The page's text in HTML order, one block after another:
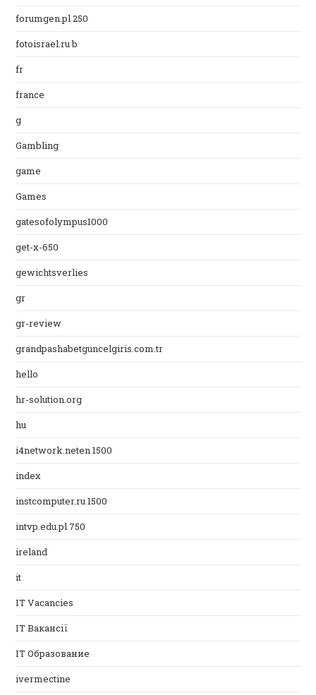
forumgen.pl 250
fotoisrael.ru b
fr
france
g
Gambling
game
Games
gatesofolympus1000
get-x-650
gewichtsverlies
gr
gr-review
grandpashabetguncelgiris.com.tr
hello
hr-solution.org
hu
i4network.neten 1500
index
instcomputer.ru 1500
intvp.edu.pl 750
ireland
it
IT Vacancies
IT Вакансії
IT Образование
ivermectine